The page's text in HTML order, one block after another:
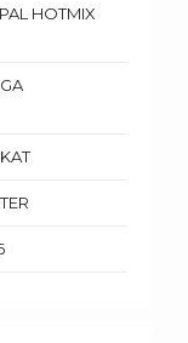
HOTMIX